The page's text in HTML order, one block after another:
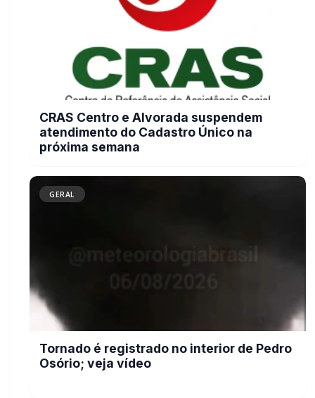
CRAS Centro e Alvorada suspendem
atendimento do Cadastro Único na
próxima semana
GERAL
Tornado é registrado no interior de Pedro
Osório; veja vídeo